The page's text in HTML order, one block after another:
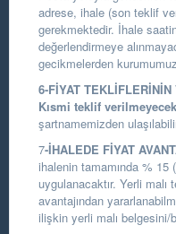
adrese, ihale (son teklif
gerekmektedir. İhale
değerlendirmeye
gecikmelerden
6-FİYAT
Kısmi teklif
şartnamemizden
7-İHALEDE FİYAT
ihalenin tamamında % 15
uygulanacaktır. Yerli
avantajından
ilişkin yerli malı belgesini/